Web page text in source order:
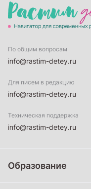
По общим вопросам
info@rastim-detey.ru
Для писем в редакцию
info@rastim-detey.ru
Техническая поддержка
info@rastim-detey.ru
Образование